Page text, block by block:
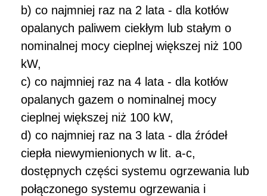
b) co najmniej raz na 2 lata - dla kotłów
opalanych paliwem ciekłym lub stałym o
nominalnej mocy cieplnej większej niż 100
kW,
c) co najmniej raz na 4 lata - dla kotłów
opalanych gazem o nominalnej mocy
cieplnej większej niż 100 kW,
d) co najmniej raz na 3 lata - dla źródeł
ciepła niewymienionych w lit. a-c,
dostępnych części systemu ogrzewania lub
połączonego systemu ogrzewania i